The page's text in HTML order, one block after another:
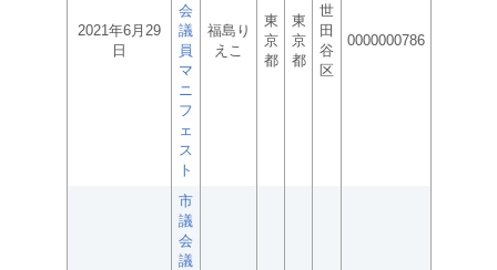
2021年6月29
日
会
議
員
マ
ニ
フ
ェ
ス
ト
福島り
えこ
東
京
都
東
京
都
世
田
谷
区
0000000786
市
議
会
議